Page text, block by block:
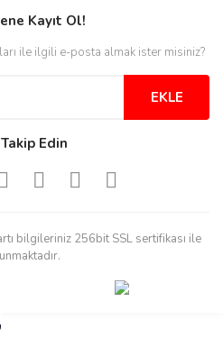
Kayıt Ol!
ile ilgili e-posta almak ister misiniz?
EKLE
Edin
bilgileriniz 256bit SSL sertifikası ile